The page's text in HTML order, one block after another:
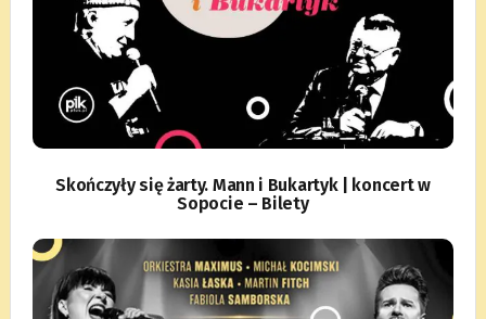
Skończyły się żarty. Mann i Bukartyk | koncert w
Sopocie – Bilety